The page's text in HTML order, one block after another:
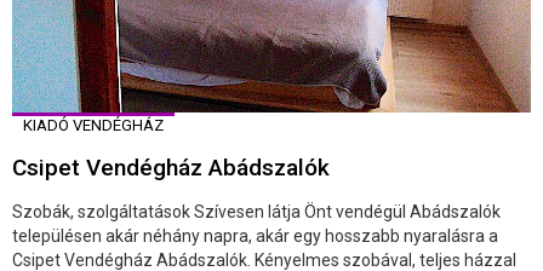
KIADÓ VENDÉGHÁZ
Csipet Vendégház Abádszalók
Szobák, szolgáltatások Szívesen látja Önt vendégül Abádszalók
településen akár néhány napra, akár egy hosszabb nyaralásra a
Csipet Vendégház Abádszalók. Kényelmes szobával, teljes házzal